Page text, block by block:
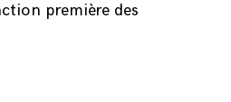
première des